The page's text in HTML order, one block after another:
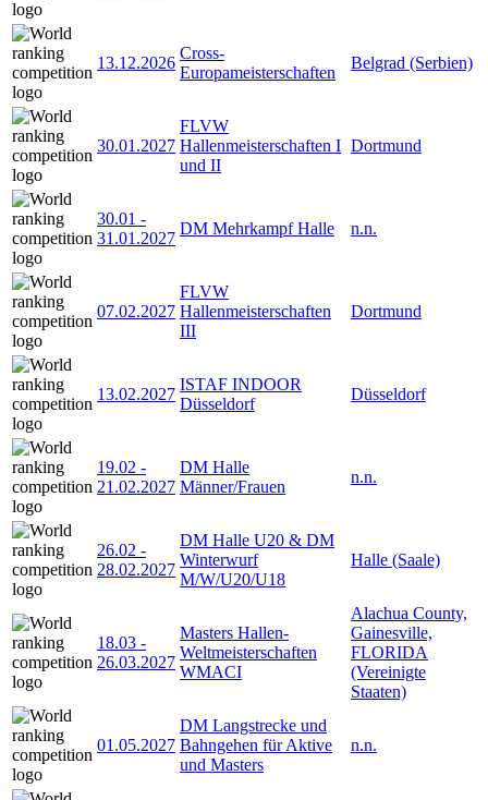
13.12.2026
Cross-
Europameisterschaften
Belgrad (Serbien)
30.01.2027
FLVW
Hallenmeisterschaften I
und II
Dortmund
30.01 -
31.01.2027
DM Mehrkampf Halle n.n.
07.02.2027
FLVW
Hallenmeisterschaften
III
Dortmund
13.02.2027
ISTAF INDOOR
Düsseldorf
Düsseldorf
19.02 -
21.02.2027
DM Halle
Männer/Frauen
n.n.
26.02 -
28.02.2027
DM Halle U20 & DM
Winterwurf
M/W/U20/U18
Halle (Saale)
18.03 -
26.03.2027
Masters Hallen-
Weltmeisterschaften
WMACI
Alachua County,
Gainesville,
FLORIDA
(Vereinigte
Staaten)
01.05.2027
DM Langstrecke und
Bahngehen für Aktive
und Masters
n.n.